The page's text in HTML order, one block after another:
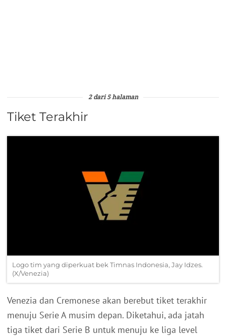
2 dari 5 halaman
Tiket Terakhir
Logo tim yang diperkuat bek Timnas Indonesia, Jay Idzes.
(X/Venezia)
Venezia dan Cremonese akan berebut tiket terakhir
menuju Serie A musim depan. Diketahui, ada jatah
tiga tiket dari Serie B untuk menuju ke liga level